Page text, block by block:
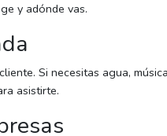
y adónde vas.
Si necesitas agua,
asistirte.